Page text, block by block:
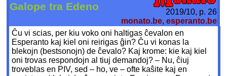
Galope tra Edeno
2019/10, p. 26
monato.be,esperanto.be
Ĉu vi scias, per kiu voko oni haltigas ĉevalon en
Esperanto kaj kiel oni reirigas ĝin? Ĉu vi konas la
blekojn (bestsonojn) de ĉevalo? Kaj krome: kie kaj kiel
oni trovas respondojn al tiuj demandoj? – Nu, ĉiuj
troveblas en PIV, sed – ho, ve – ofte kaŝite kaj en